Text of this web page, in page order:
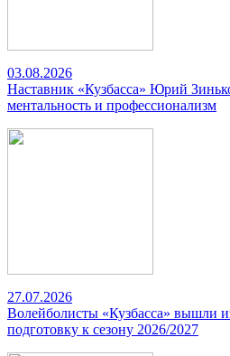
03.08.2026
Наставник «Кузбасса» Юрий
ментальность и профессионализм
27.07.2026
Волейболисты «Кузбасса» вышли
подготовку к сезону 2026/2027